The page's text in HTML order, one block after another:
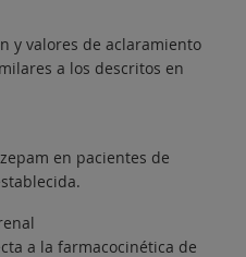
y valores de aclaramiento
a los descritos en
en pacientes de
a la farmacocinética de